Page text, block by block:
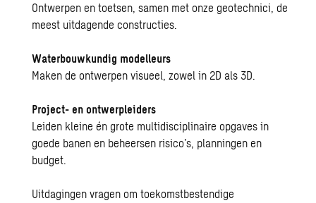
Ontwerpen en toetsen, samen met onze geotechnici, de
meest uitdagende constructies.
Waterbouwkundig modelleurs
Maken de ontwerpen visueel, zowel in 2D als 3D.
Project- en ontwerpleiders
Leiden kleine én grote multidisciplinaire opgaves in
goede banen en beheersen risico’s, planningen en
budget.
Uitdagingen vragen om toekomstbestendige